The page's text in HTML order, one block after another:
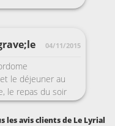
04/11/2015
le déjeuner au
le repas du soir
l'avant du bateau
étaient
les avis clients de Le Lyrial